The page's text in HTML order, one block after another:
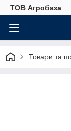
ТОВ Агробаза
Товари та